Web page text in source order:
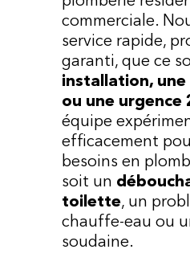
commerciale.
service rapide,
garanti, que ce
installation,
ou une urgence
équipe
efficacement
besoins en
soit un
toilette, un
chauffe-eau ou
soudaine.